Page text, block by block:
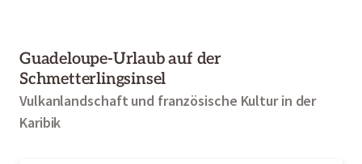
Guadeloupe-Urlaub auf der
Schmetterlingsinsel
Vulkanlandschaft und französische Kultur in der
Karibik